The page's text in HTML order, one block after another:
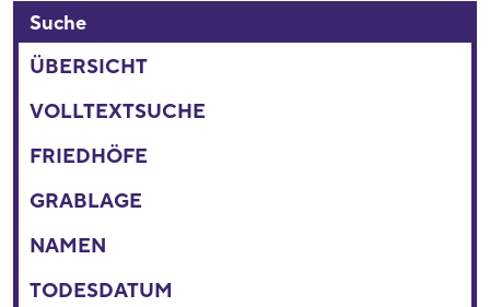
Suche
ÜBERSICHT
VOLLTEXTSUCHE
FRIEDHÖFE
GRABLAGE
NAMEN
TODESDATUM